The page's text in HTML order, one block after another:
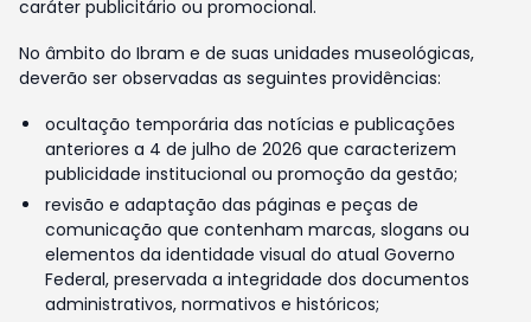
caráter publicitário ou promocional.
No âmbito do Ibram e de suas unidades museológicas,
deverão ser observadas as seguintes providências:
ocultação temporária das notícias e publicações
anteriores a 4 de julho de 2026 que caracterizem
publicidade institucional ou promoção da gestão;
revisão e adaptação das páginas e peças de
comunicação que contenham marcas, slogans ou
elementos da identidade visual do atual Governo
Federal, preservada a integridade dos documentos
administrativos, normativos e históricos;